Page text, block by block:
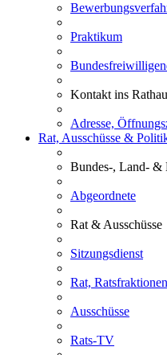
Praktikum
Kontakt ins
Adresse,
Rat, Ausschüsse &
Bundes-, Land- &
Abgeordnete
Rat & Ausschüsse
Sitzungsdienst
Rat,
Ausschüsse
Rats-TV